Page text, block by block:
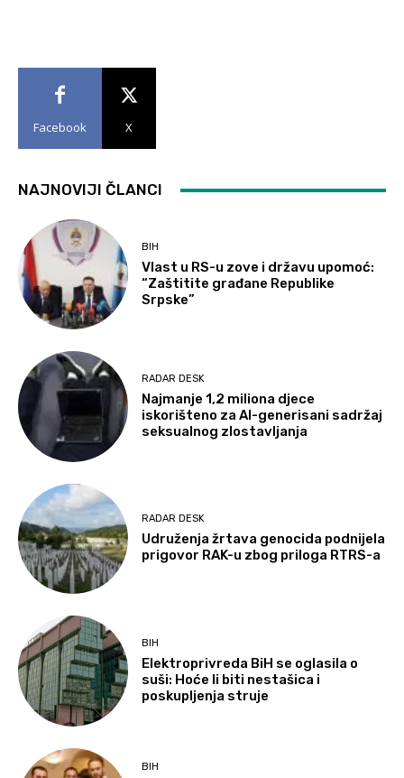
Facebook X
NAJNOVIJI ČLANCI
BIH
Vlast u RS-u zove i državu upomoć:
“Zaštitite građane Republike
Srpske”
RADAR DESK
Najmanje 1,2 miliona djece
iskorišteno za AI-generisani sadržaj
seksualnog zlostavljanja
RADAR DESK
Udruženja žrtava genocida podnijela
prigovor RAK-u zbog priloga RTRS-a
BIH
Elektroprivreda BiH se oglasila o
suši: Hoće li biti nestašica i
poskupljenja struje
BIH